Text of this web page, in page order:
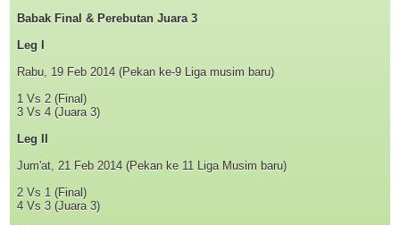
Babak Final & Perebutan Juara 3
Leg I
Rabu, 19 Feb 2014 (Pekan ke-9 Liga musim baru)
1 Vs 2 (Final)
3 Vs 4 (Juara 3)
Leg II
Jum'at, 21 Feb 2014 (Pekan ke 11 Liga Musim baru)
2 Vs 1 (Final)
4 Vs 3 (Juara 3)